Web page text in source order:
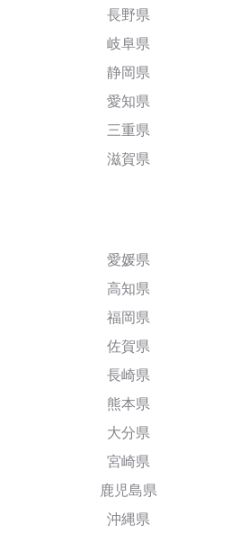
長野県
岐阜県
静岡県
愛知県
三重県
滋賀県
愛媛県
高知県
福岡県
佐賀県
長崎県
熊本県
大分県
宮崎県
鹿児島県
沖縄県